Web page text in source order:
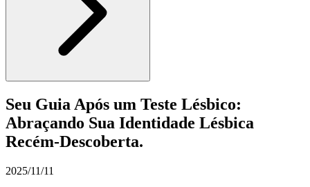
Seu Guia Após um Teste Lésbico:
Abraçando Sua Identidade Lésbica
Recém-Descoberta.
2025/11/11